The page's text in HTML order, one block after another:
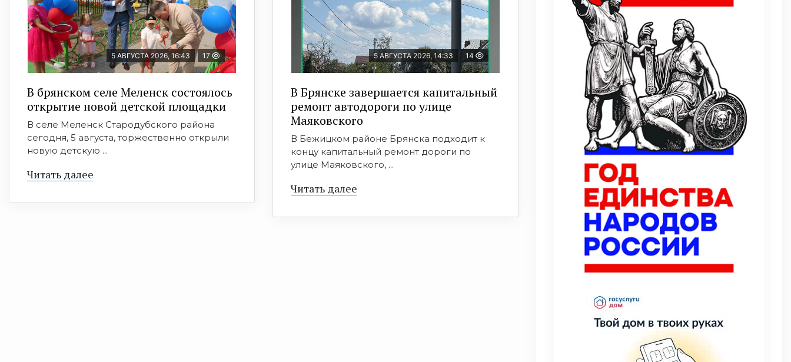
5 АВГУСТА 2026, 16:43 17
В брянском селе Меленск состоялось
открытие новой детской площадки
В селе Меленск Стародубского района
сегодня, 5 августа, торжественно открыли
новую детскую ...
Читать далее
5 АВГУСТА 2026, 14:33 14
В Брянске завершается капитальный
ремонт автодороги по улице
Маяковского
В Бежицком районе Брянска подходит к
концу капитальный ремонт дороги по
улице Маяковского, ...
Читать далее